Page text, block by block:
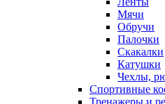
Мячи
Обручи
Палочки
Скакалки
Катушки
Чехлы,
Спортивные
Тренажеры и